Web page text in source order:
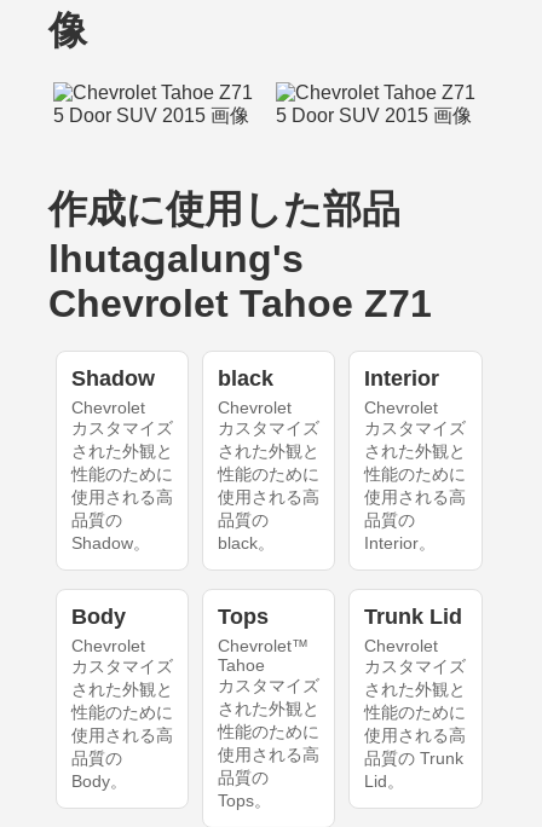
像
作成に使用した部品
lhutagalung's
Chevrolet Tahoe Z71
Shadow
Chevrolet
カスタマイズ
された外観と
性能のために
使用される高
品質の
Shadow。
black
Chevrolet
カスタマイズ
された外観と
性能のために
使用される高
品質の
black。
Interior
Chevrolet
カスタマイズ
された外観と
性能のために
使用される高
品質の
Interior。
Body
Chevrolet
カスタマイズ
された外観と
性能のために
使用される高
品質の
Body。
Tops
Chevrolet™
Tahoe
カスタマイズ
された外観と
性能のために
使用される高
品質の
Tops。
Trunk Lid
Chevrolet
カスタマイズ
された外観と
性能のために
使用される高
品質の Trunk
Lid。